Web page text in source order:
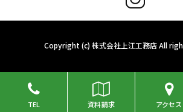
Copyright (c) 株式会社上江工務店 All
TEL 資料請求 アクセス